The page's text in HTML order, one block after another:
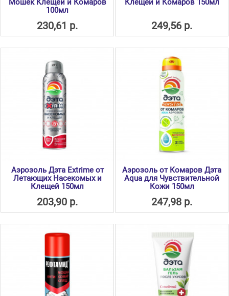
Мошек Клещей и Комаров
100мл
230,61 р.
Клещей и Комаров 150мл
249,56 р.
Аэрозоль Дэта Extrime от
Летающих Насекомых и
Клещей 150мл
203,90 р.
Аэрозоль от Комаров Дэта
Aqua для Чувствительной
Кожи 150мл
247,98 р.